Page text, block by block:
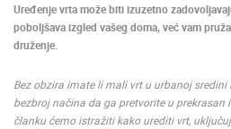
PRIVACY
POLICY
Uređenje vrta može biti izuzetno
poboljšava izgled vašeg doma, već vam
druženje.
Bez obzira imate li mali vrt u urbanoj
bezbroj načina da ga pretvorite u
članku ćemo istražiti kako urediti vrt,